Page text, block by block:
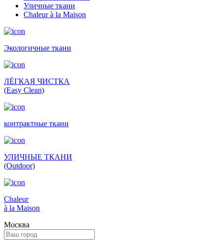
Уличные ткани
Сhaleur à la Maison
Экологичные ткани
ЛЁГКАЯ ЧИСТКА
(Easy Clean)
контрактные ткани
УЛИЧНЫЕ ТКАНИ
(Outdoor)
Сhaleur
à la Maison
Москва